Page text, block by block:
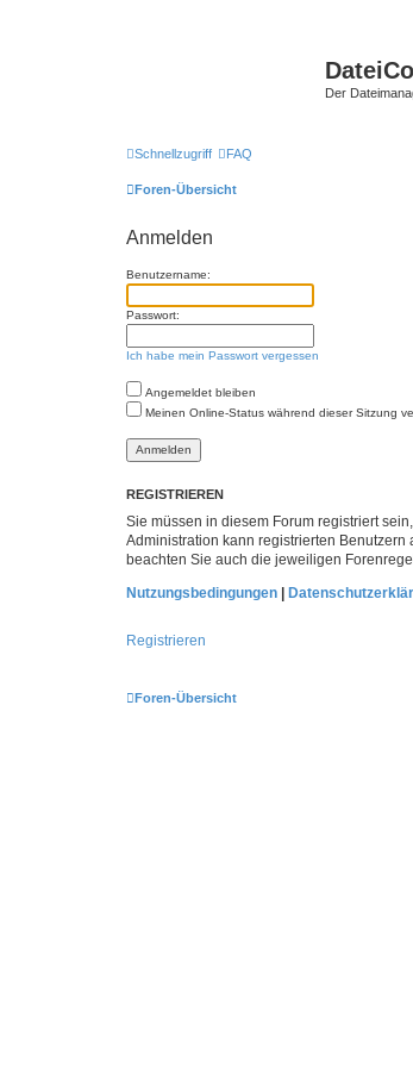
Der
Schnellzugriff FAQ
Foren-Übersicht
Anmelden
Benutzername:
Passwort:
Ich habe mein Passwort vergessen
Angemeldet bleiben
Meinen Online-Status während dieser Sitzung
REGISTRIEREN
Sie müssen in diesem Forum registriert
Administration kann registrierten
beachten Sie auch die jeweiligen
Nutzungsbedingungen
Registrieren
Foren-Übersicht